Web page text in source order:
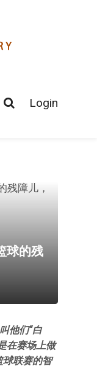
Login
球的残
他们“白
在赛场上做
球联赛的智